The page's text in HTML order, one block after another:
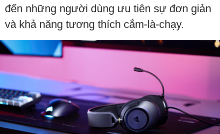
đến những người dùng ưu tiên sự đơn giản
và khả năng tương thích cắm-là-chạy.